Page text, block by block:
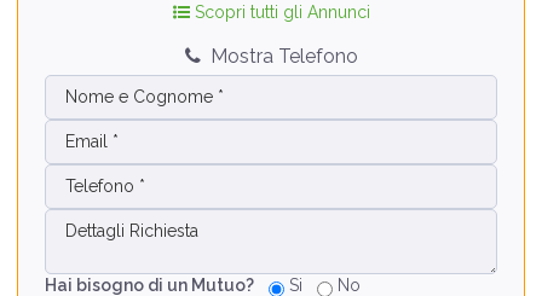
Scopri tutti gli Annunci
Mostra Telefono
Hai bisogno di un Mutuo? Si No